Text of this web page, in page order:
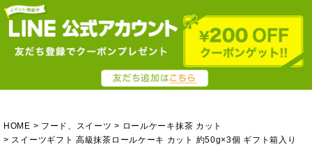
HOME フード、スイーツ
ロールケーキ抹茶 カット
スイーツギフト 高級抹茶ロールケーキ カット 約50g×3個 ギフト箱入り